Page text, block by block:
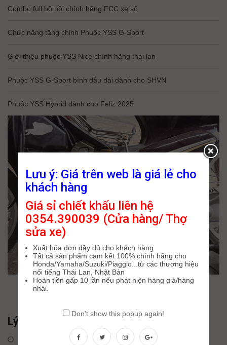
Combo full bộ nồi chính hãng FCC xe số
Chức năng tăng chỉnh Phuộc YSS G-Sport
Giới thiệu phuộc YSS Nice chính hãng thái lan
Phuộc YSS G-Sport bình dầu dài dành cho SHVN
Phuộc YSS Hybrid dành cho Feliz 2025
Lý do cần thay phớt mâm lửa
28 Tháng Tư, 2025
Lưu ý: Giá trên web là giá lẻ cho
khách hàng
Giá sỉ chiết khấu liên hệ
0354.390039 (Cửa hàng/ Thợ
sửa xe)
Xuất hóa đơn đầy đủ cho khách hàng
Tất cả sản phẩm cam kết 100% chính hãng cho
Honda/Yamaha/Suzuki/Piaggio...từ các thương hiệu
nổi tiếng Thái Lan, Nhật Bản
Hoàn tiền gấp 10 lần nếu phát hiện hàng giả/hàng
nhái.
Don't show this popup again!